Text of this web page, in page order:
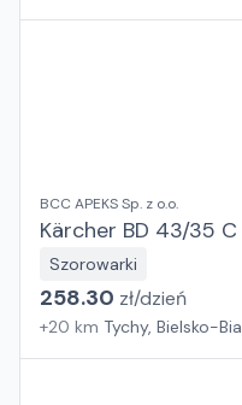
BCC APEKS Sp. z o.o.
Kärcher BD 43/35
Szorowarki
258.30 zł/dzień
+20 km Tychy, Bielsko-